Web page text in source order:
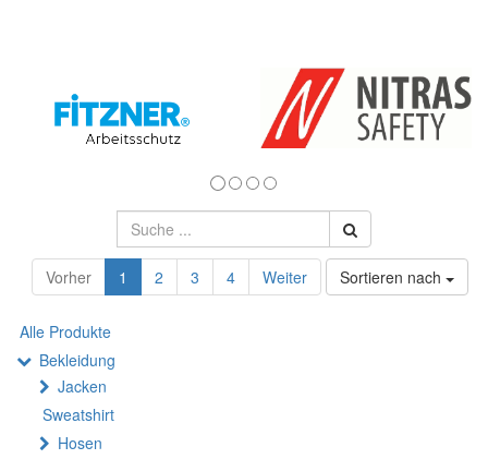
Vorher 1 2 3 4 Weiter Sortieren nach
Alle Produkte
Bekleidung
Jacken
Sweatshirt
Hosen